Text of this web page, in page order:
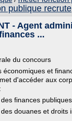
publique recrute
- Agent
...
du concours
économiques et
d'accéder aux
finances
douanes et droits